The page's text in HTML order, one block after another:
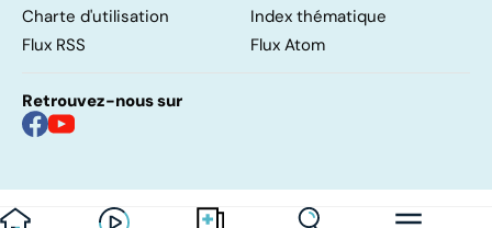
Charte d'utilisation
Index thématique
Flux RSS
Flux Atom
Retrouvez-nous sur